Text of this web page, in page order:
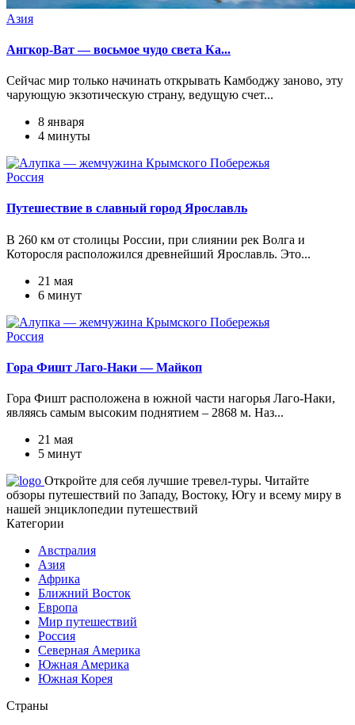
Азия
Ангкор-Ват — восьмое чудо света Ка...
Сейчас мир только начинать открывать Камбоджу заново, эту
чарующую экзотическую страну, ведущую счет...
8 января
4 минуты
Россия
Путешествие в славный город Ярославль
В 260 км от столицы России, при слиянии рек Волга и
Которосля расположился древнейший Ярославль. Это...
21 мая
6 минут
Россия
Гора Фишт Лаго-Наки — Майкоп
Гора Фишт расположена в южной части нагорья Лаго-Наки,
являясь самым высоким поднятием ‒ 2868 м. Наз...
21 мая
5 минут
Откройте для себя лучшие тревел-туры. Читайте
обзоры путешествий по Западу, Востоку, Югу и всему миру в
нашей энциклопедии путешествий
Категории
Австралия
Азия
Африка
Ближний Восток
Европа
Мир путешествий
Россия
Северная Америка
Южная Америка
Южная Корея
Страны